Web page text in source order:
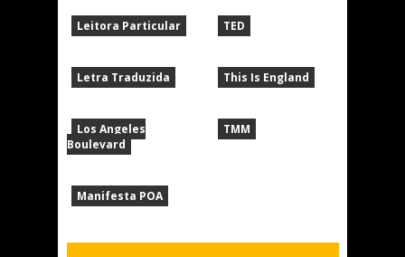
Leitora Particular
Letra Traduzida
Los Angeles
Boulevard
Manifesta POA
TED
This Is England
TMM